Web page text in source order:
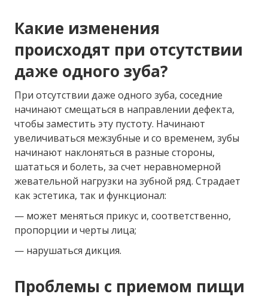
Какие изменения
происходят при отсутствии
даже одного зуба?
При отсутствии даже одного зуба, соседние
начинают смещаться в направлении дефекта,
чтобы заместить эту пустоту. Начинают
увеличиваться межзубные и со временем, зубы
начинают наклоняться в разные стороны,
шататься и болеть, за счет неравномерной
жевательной нагрузки на зубной ряд. Страдает
как эстетика, так и функционал:
— может меняться прикус и, соответственно,
пропорции и черты лица;
— нарушаться дикция.
Проблемы с приемом пищи